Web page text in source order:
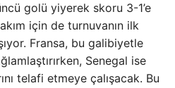
golü yiyerek skoru 3-1’e
için de turnuvanın ilk
Fransa, bu galibiyetle
Senegal ise
telafi etmeye çalışacak. Bu